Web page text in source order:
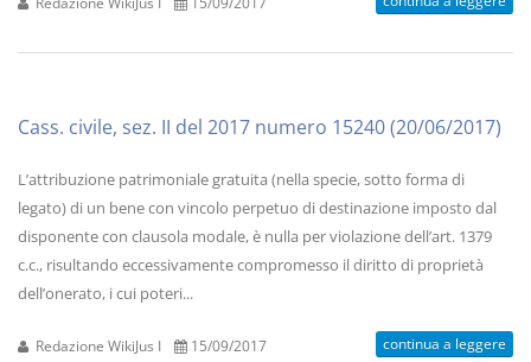
Cass. civile, sez. II del 2017 numero 15240 (20/06/2017)
L’attribuzione patrimoniale gratuita (nella specie, sotto forma di
legato) di un bene con vincolo perpetuo di destinazione imposto dal
disponente con clausola modale, è nulla per violazione dell’art. 1379
c.c., risultando eccessivamente compromesso il diritto di proprietà
dell’onerato, i cui poteri...
Redazione WikiJus I 15/09/2017 continua a leggere